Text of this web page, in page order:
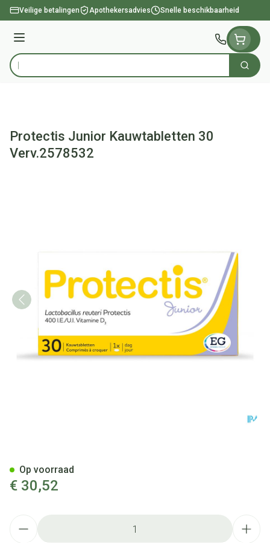
Ga naar de inhoud
Veilige betalingen Apothekersadvies Snelle beschikbaarheid
Menu
Product, merk, categorie... Zoek
Protectis Junior Kauwtabletten 30
Verv.2578532
€ 30,52
Op voorraad